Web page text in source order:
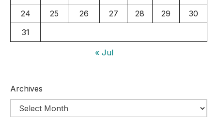
24
25 26 27 28 29
30
31
« Jul
Archives